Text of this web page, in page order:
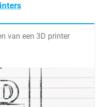
van een 3D printer